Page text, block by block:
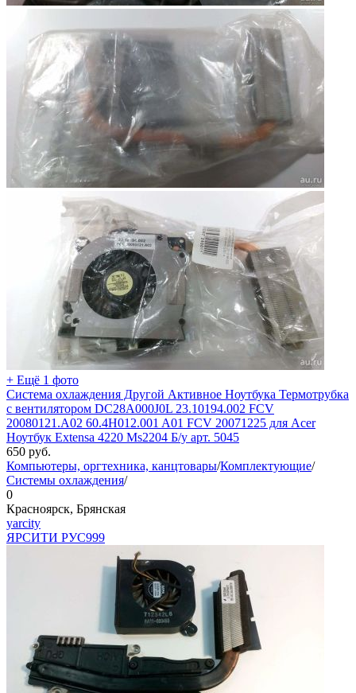
+ Ещё 1 фото
Система охлаждения Другой Активное Ноутбука Термотрубка
с вентилятором DC28A000J0L 23.10194.002 FCV
20080121.A02 60.4H012.001 A01 FCV 20071225 для Acer
Ноутбук Extensa 4220 Ms2204 Б/у арт. 5045
650 руб.
Компьютеры, оргтехника, канцтовары/Комплектующие/
Системы охлаждения/
0
Красноярск, Брянская
yarcity
ЯРСИТИ РУС999